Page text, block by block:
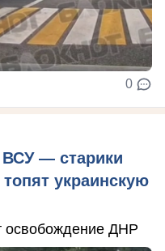
0
— старики
украинскую
освобождение ДНР